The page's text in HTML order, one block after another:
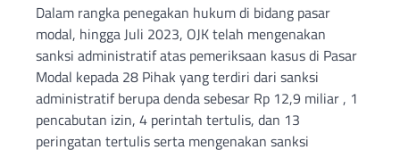
Dalam rangka penegakan hukum di bidang pasar
modal, hingga Juli 2023, OJK telah mengenakan
sanksi administratif atas pemeriksaan kasus di Pasar
Modal kepada 28 Pihak yang terdiri dari sanksi
administratif berupa denda sebesar Rp 12,9 miliar , 1
pencabutan izin, 4 perintah tertulis, dan 13
peringatan tertulis serta mengenakan sanksi